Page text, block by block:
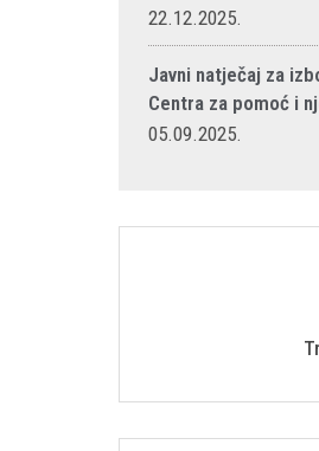
22.12.2025.
Javni natječaj za
Centra za pomoć i
05.09.2025.